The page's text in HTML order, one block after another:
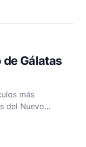
Gálatas
más
del Nuevo
en mí. La vida
por la fe en el